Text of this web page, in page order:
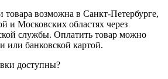
возможна в Санкт-Петербурге,
и Московских областях через
службы. Оплатить товар можно
или банковской картой.
доступны?